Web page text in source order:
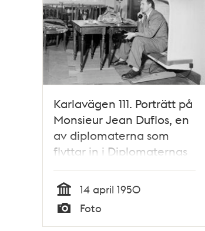
Karlavägen 111. Porträtt på
Monsieur Jean Duflos, en
av diplomaterna som
flyttar in i Diplomaternas
hus på Östermalm
Tid
14 april 1950
Typ
Foto